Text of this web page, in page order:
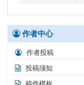
作者中心
作者投稿
投稿须知